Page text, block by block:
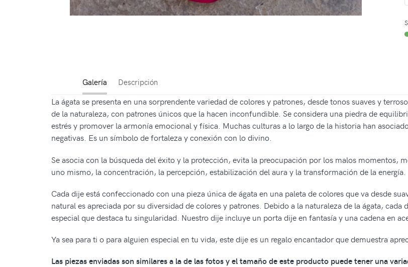
Galería Descripción
La ágata se presenta en una sorprendente variedad de colores y patrones, desde tonos suaves y
de la naturaleza, con patrones únicos que la hacen inconfundible. Se considera una piedra de
estrés y promover la armonía emocional y física. Muchas culturas a lo largo de la historia han
negativas. Es un símbolo de fortaleza y conexión con lo divino.
Se asocia con la búsqueda del éxito y la protección, evita la preocupación por los malos momentos,
uno mismo, la concentración, la percepción, estabilización del aura y la transformación de la energía.
Cada dije está confeccionado con una pieza única de ágata en una paleta de colores que va desde
natural es apreciada por su diversidad de colores y patrones. Debido a la naturaleza de la ágata,
especial que destaca tu singularidad. Nuestro dije incluye un porta dije en fantasía y una cadena en
Ya sea para ti o para alguien especial en tu vida, este dije es un regalo encantador que demuestra
Las piezas enviadas son similares a la de las fotos y el tamaño de este producto puede tener una